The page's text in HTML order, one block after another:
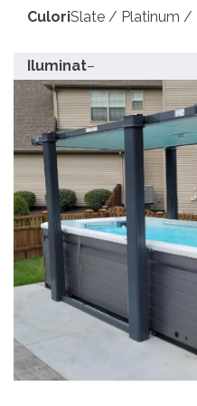
CuloriSlate / Platinum /
Iluminat–